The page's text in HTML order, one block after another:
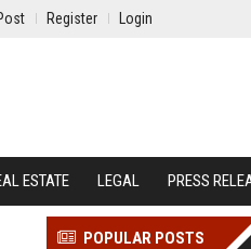
Register Login
ESTATE LEGAL PRESS
POPULAR POSTS